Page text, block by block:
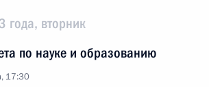
года, вторник
по науке и образованию
17:30